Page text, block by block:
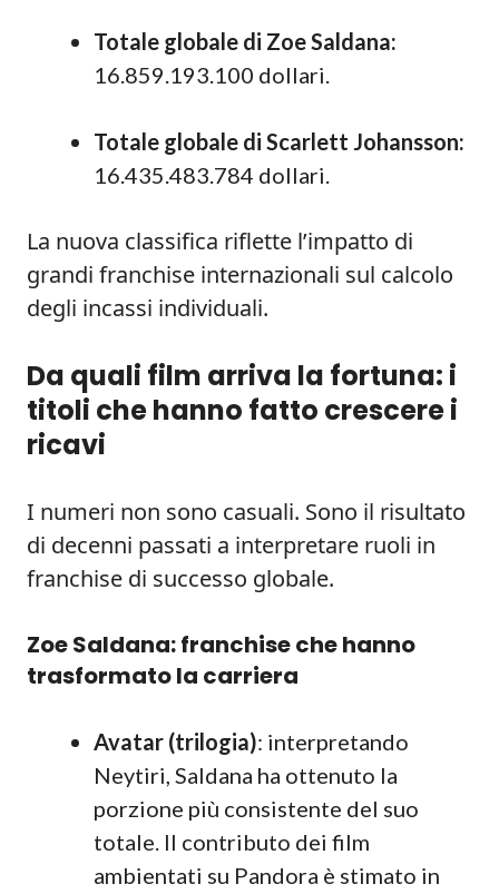
Totale globale di Zoe Saldana:
16.859.193.100 dollari.
Totale globale di Scarlett Johansson:
16.435.483.784 dollari.
La nuova classifica riflette l’impatto di
grandi franchise internazionali sul calcolo
degli incassi individuali.
Da quali film arriva la fortuna: i
titoli che hanno fatto crescere i
ricavi
I numeri non sono casuali. Sono il risultato
di decenni passati a interpretare ruoli in
franchise di successo globale.
Zoe Saldana: franchise che hanno
trasformato la carriera
Avatar (trilogia): interpretando
Neytiri, Saldana ha ottenuto la
porzione più consistente del suo
totale. Il contributo dei film
ambientati su Pandora è stimato in